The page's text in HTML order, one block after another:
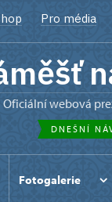
Pro média
oficiální webová
DNEŠNÍ
Fotogalerie